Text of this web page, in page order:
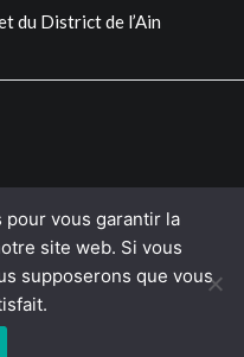
du District de l’Ain
vous garantir la
site web. Si vous
supposerons que vous